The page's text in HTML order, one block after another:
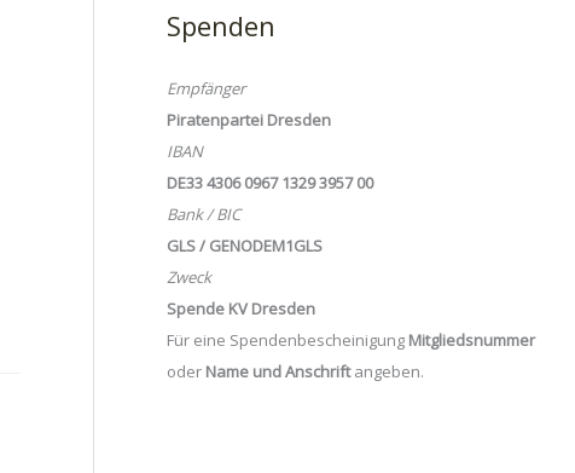
Spenden
Empfänger
Piratenpartei Dresden
IBAN
DE33 4306 0967 1329 3957 00
Bank / BIC
GLS / GENODEM1GLS
Zweck
Spende KV Dresden
Für eine Spendenbescheinigung Mitgliedsnummer
oder Name und Anschriftangeben.